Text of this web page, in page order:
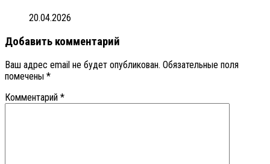
20.04.2026
Добавить комментарий
Ваш адрес email не будет опубликован. Обязательные поля
помечены *
Комментарий *